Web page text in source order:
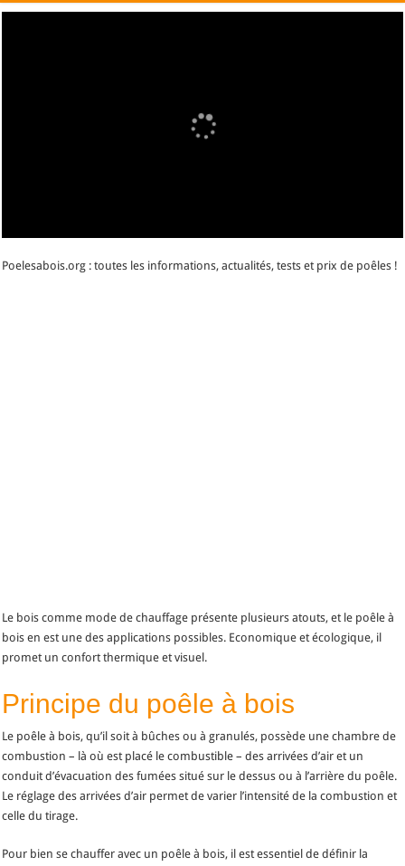
Poelesabois.org : toutes les informations, actualités, tests et prix de poêles !
Le bois comme mode de chauffage présente plusieurs atouts, et le poêle à
bois en est une des applications possibles. Economique et écologique, il
promet un confort thermique et visuel.
Principe du poêle à bois
Le poêle à bois, qu’il soit à bûches ou à granulés, possède une chambre de
combustion – là où est placé le combustible – des arrivées d’air et un
conduit d’évacuation des fumées situé sur le dessus ou à l’arrière du poêle.
Le réglage des arrivées d’air permet de varier l’intensité de la combustion et
celle du tirage.
Pour bien se chauffer avec un poêle à bois, il est essentiel de définir la